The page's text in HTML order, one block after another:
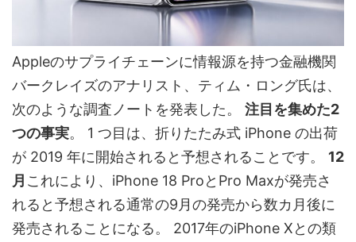
Appleのサプライチェーンに情報源を持つ金融機関
バークレイズのアナリスト、ティム・ロング氏は、
次のような調査ノートを発表した。 注目を集めた2
つの事実。 1 つ目は、折りたたみ式 iPhone の出荷
が 2019 年に開始されると予想されることです。 12
月 これにより、iPhone 18 ProとPro Maxが発売さ
れると予想される通常の9月の発売から数カ月後に
発売されることになる。 2017年のiPhone Xとの類